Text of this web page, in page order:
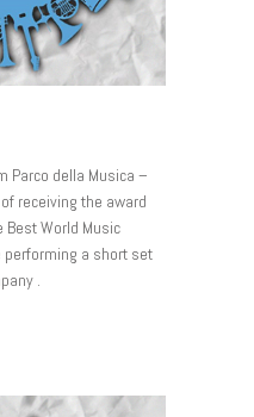
Parco della Musica –
receiving the award
Best World Music
performing a short set
.